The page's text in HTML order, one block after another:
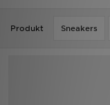
Produkt Sneakers